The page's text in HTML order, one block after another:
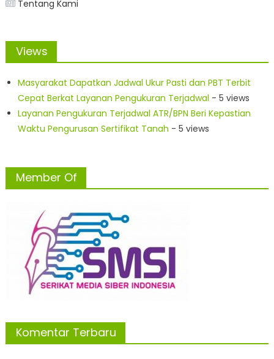
Tentang Kami
Views
Masyarakat Dapatkan Jadwal Ukur Pasti dan PBT Terbit
Cepat Berkat Layanan Pengukuran Terjadwal - 5 views
Layanan Pengukuran Terjadwal ATR/BPN Beri Kepastian
Waktu Pengurusan Sertifikat Tanah - 5 views
Member Of
Komentar Terbaru